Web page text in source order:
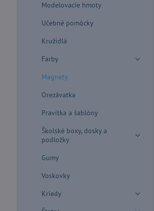
Modelovacie hmoty
Učebné pomôcky
Kružidlá
Farby
Magnety
Orezávatka
Pravítka a šablóny
Školské boxy, dosky a
podložky
Gumy
Voskovky
Kriedy